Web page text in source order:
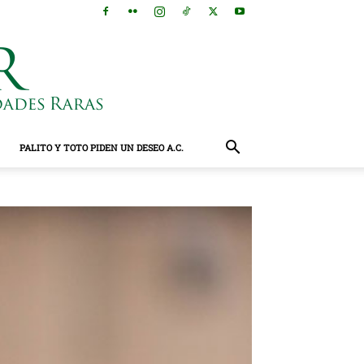
PALITO Y TOTO PIDEN UN DESEO A.C.